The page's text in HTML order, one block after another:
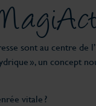
sont au centre de
», un concept
vitale ?